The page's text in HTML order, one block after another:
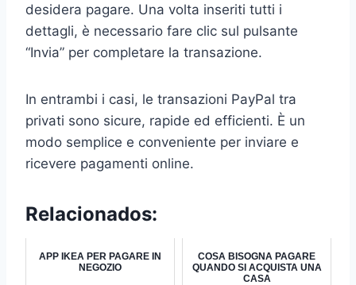
desidera pagare. Una volta inseriti tutti i
dettagli, è necessario fare clic sul pulsante
“Invia” per completare la transazione.
In entrambi i casi, le transazioni PayPal tra
privati sono sicure, rapide ed efficienti. È un
modo semplice e conveniente per inviare e
ricevere pagamenti online.
Relacionados:
APP IKEA PER PAGARE IN
NEGOZIO
COSA BISOGNA PAGARE
QUANDO SI ACQUISTA UNA
CASA